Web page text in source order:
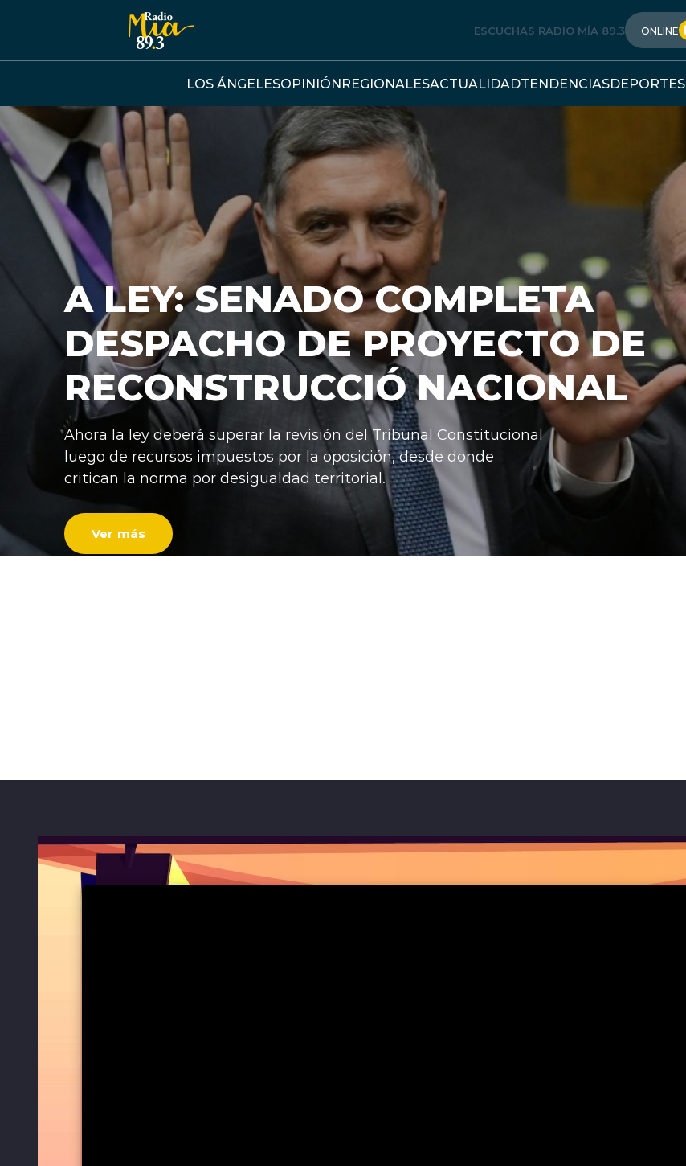
ESCUCHAS RADIO MÍA 89.3 ONLINE
LOS ÁNGELESOPINIÓNREGIONALESACTUALIDADTENDENCIASDEPORTES
A LEY: SENADO COMPLETA
DESPACHO DE PROYECTO DE
RECONSTRUCCIÓ NACIONAL
Ahora la ley deberá superar la revisión del Tribunal Constitucional
luego de recursos impuestos por la oposición, desde donde
critican la norma por desigualdad territorial.
Ver más